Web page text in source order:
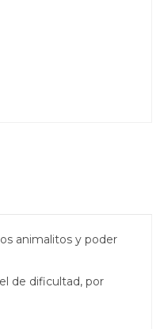
animalitos y poder
de dificultad, por